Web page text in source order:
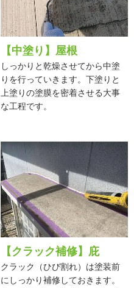
【中塗り】屋根
しっかりと乾燥させてから中塗
りを行っていきます。下塗りと
上塗りの塗膜を密着させる大事
な工程です。
【クラック補修】庇
クラック（ひび割れ）は塗装前
にしっかり補修しておきます。